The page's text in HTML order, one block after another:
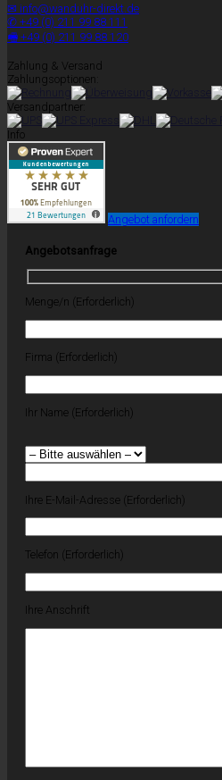
✉ info@wanduhr-direkt.de
✆ +49 (0) 211 99 88 111
🖷 +49 (0) 211 99 88 120
Zahlung & Versand
Zahlungsoptionen:
Versandpartner:
Info
Angebot anfordern
Angebotsanfrage
Menge/n (Erforderlich)
Firma (Erforderlich)
Ihr Name (Erforderlich)
Ihre E-Mail-Adresse (Erforderlich)
Telefon (Erforderlich)
Ihre Anschrift